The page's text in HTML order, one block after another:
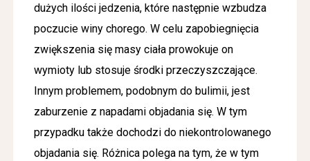
dużych ilości jedzenia, które następnie wzbudza
poczucie winy chorego. W celu zapobiegnięcia
zwiększenia się masy ciała prowokuje on
wymioty lub stosuje środki przeczyszczające.
Innym problemem, podobnym do bulimii, jest
zaburzenie z napadami objadania się. W tym
przypadku także dochodzi do niekontrolowanego
objadania się. Różnica polega na tym, że w tym